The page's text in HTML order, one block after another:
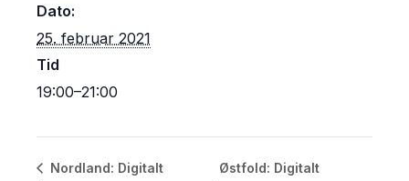
Dato:
25. februar 2021
Tid
19:00–21:00
Nordland: Digitalt
Østfold: Digitalt